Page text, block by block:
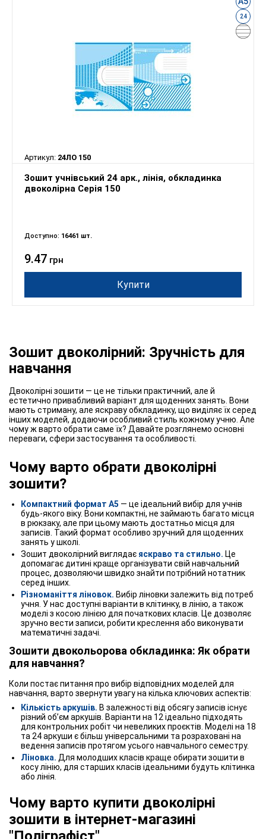
24
Артикул: 24ЛО 150
Зошит учнівський 24 арк., лінія, обкладинка
двоколірна Серія 150
9.47 грн
Доступно: 16461 шт.
Купити
Зошит двоколірний: Зручність для
навчання
Двоколірні зошити — це не тільки практичний, але й
естетично привабливий варіант для щоденних занять. Вони
мають стриману, але яскраву обкладинку, що виділяє їх серед
інших моделей, додаючи особливий стиль кожному учню. Але
чому ж варто обрати саме їх? Давайте розглянемо основні
переваги, сфери застосування та особливості.
Чому варто обрати двоколірні
зошити?
Компактний формат А5 — це ідеальний вибір для учнів
будь-якого віку. Вони компактні, не займають багато місця
в рюкзаку, але при цьому мають достатньо місця для
записів. Такий формат особливо зручний для щоденних
занять у школі.
Зошит двоколірний виглядає яскраво та стильно. Це
допомагає дитині краще організувати свій навчальний
процес, дозволяючи швидко знайти потрібний нотатник
серед інших.
Різноманіття ліновок. Вибір ліновки залежить від потреб
учня. У нас доступні варіанти в клітинку, в лінію, а також
моделі з косою лінією для початкових класів. Це дозволяє
зручно вести записи, робити креслення або виконувати
математичні задачі.
Зошити двокольорова обкладинка: Як обрати
для навчання?
Коли постає питання про вибір відповідних моделей для
навчання, варто звернути увагу на кілька ключових аспектів:
Кількість аркушів. В залежності від обсягу записів існує
різний об’єм аркушів. Варіанти на 12 ідеально підходять
для контрольних робіт чи невеликих проєктів. Моделі на 18
та 24 аркуши є більш універсальними та розраховані на
ведення записів протягом усього навчального семестру.
Ліновка. Для молодших класів краще обирати зошити в
косу лінію, для старших класів ідеальними будуть клітинка
або лінія.
Чому варто купити двоколірні
зошити в інтернет-магазині